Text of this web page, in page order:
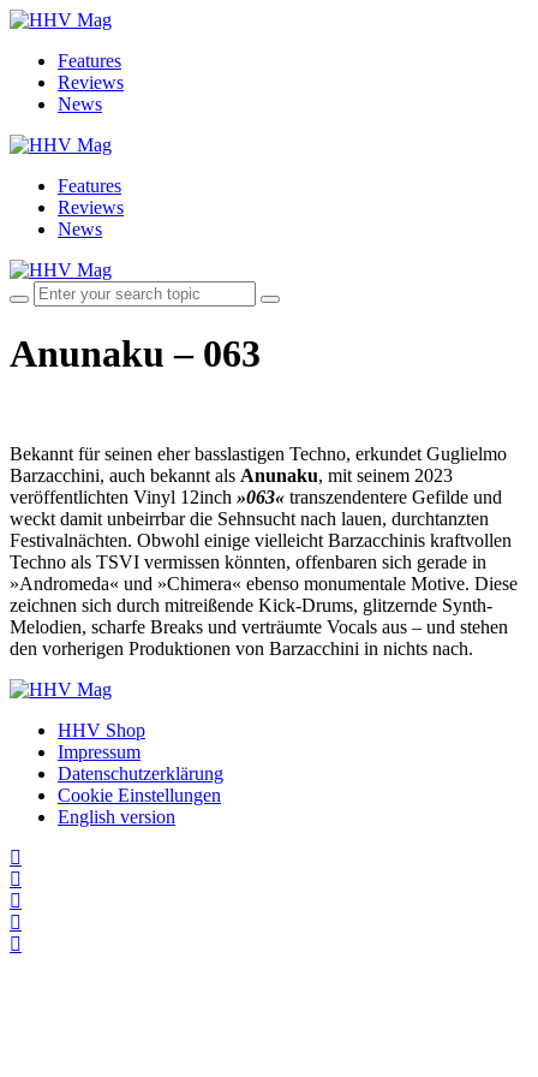
Features
Reviews
News
Features
Reviews
News
Anunaku – 063
Bekannt für seinen eher basslastigen Techno, erkundet Guglielmo
Barzacchini, auch bekannt als Anunaku, mit seinem 2023
veröffentlichten Vinyl 12inch »063« transzendentere Gefilde und
weckt damit unbeirrbar die Sehnsucht nach lauen, durchtanzten
Festivalnächten. Obwohl einige vielleicht Barzacchinis kraftvollen
Techno als TSVI vermissen könnten, offenbaren sich gerade in
»Andromeda« und »Chimera« ebenso monumentale Motive. Diese
zeichnen sich durch mitreißende Kick-Drums, glitzernde Synth-
Melodien, scharfe Breaks und verträumte Vocals aus – und stehen
den vorherigen Produktionen von Barzacchini in nichts nach.
HHV Shop
Impressum
Datenschutzerklärung
Cookie Einstellungen
English version